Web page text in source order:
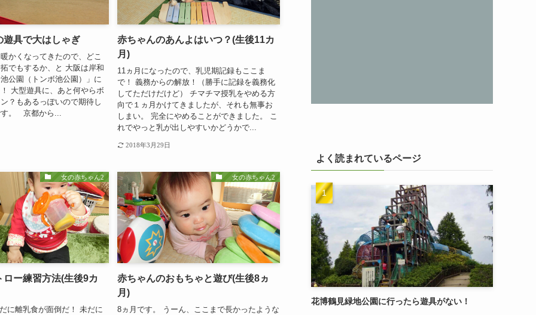
遊具で大はしゃぎ
かくなってきたので、どこ
でもするか、と 大阪は岸和
公園（トンボ池公園）」に
大型遊具に、あと何やらボ
？もあるっぽいので期待し
す。 京都から...
赤ちゃんのあんよはいつ？(生後11カ
月)
11ヵ月になったので、乳児期記録もここま
で！ 義務からの解放！（勝手に記録を義務化
してただけだけど） チマチマ授乳をやめる方
向で１ヵ月かけてきましたが、それも無事お
しまい。 完全にやめることができました。 こ
れでやっと乳が出しやすいかどうかで...
2018年3月29日
女の赤ちゃん2
ロー練習方法(生後9カ
に離乳食が面倒だ！ 未だに
女の赤ちゃん2
赤ちゃんのおもちゃと遊び(生後8ヵ
月)
8ヵ月です。 うーん、ここまで長かったような
よく読まれているページ
花博鶴見緑地公園に行ったら遊具がない！